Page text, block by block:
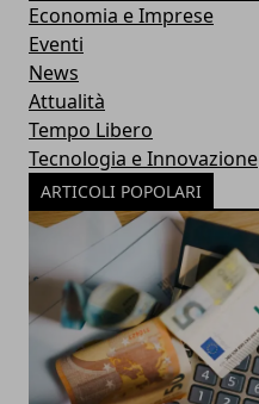
Economia e Imprese
Eventi
News
Attualità
Tempo Libero
Tecnologia e Innovazione
ARTICOLI POPOLARI